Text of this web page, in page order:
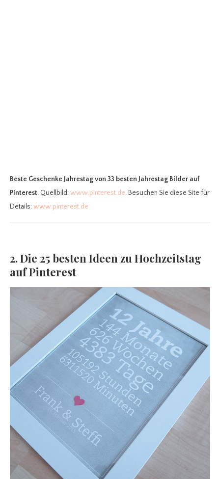
Beste Geschenke Jahrestagvon 33 besten Jahrestag Bilder auf
Pinterest. Quellbild:www.pinterest.de. Besuchen Sie diese Site für
Details:www.pinterest.de
2. Die 25 besten Ideen zu Hochzeitstag
auf Pinterest